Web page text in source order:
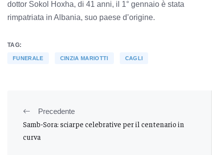
dottor Sokol Hoxha, di 41 anni, il 1° gennaio è stata
rimpatriata in Albania, suo paese d’origine.
TAG:
FUNERALE CINZIA MARIOTTI CAGLI
Precedente
Samb-Sora: sciarpe celebrative per il centenario in
curva